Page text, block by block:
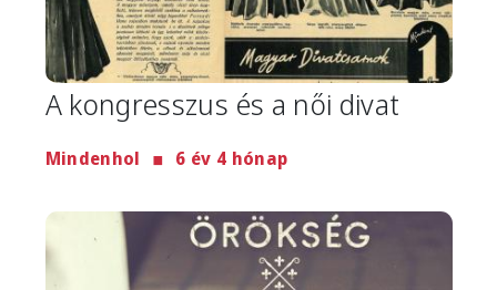
A kongresszus és a női divat
Mindenhol 6 év 4 hónap
Image